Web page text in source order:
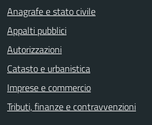
Anagrafe e stato civile
Appalti pubblici
Autorizzazioni
Catasto e urbanistica
Imprese e commercio
Tributi, finanze e contravvenzioni